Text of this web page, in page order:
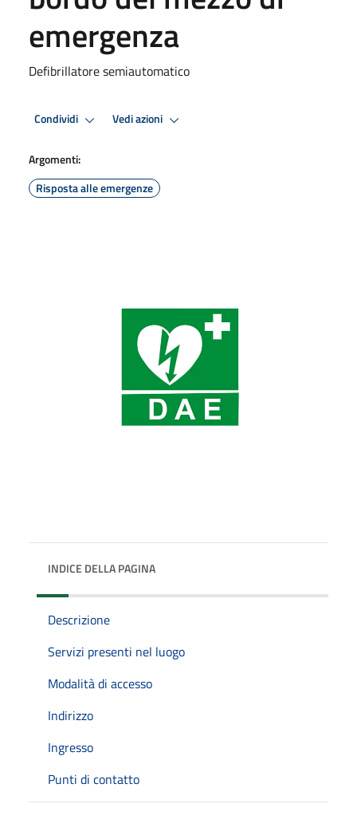
emergenza
Defibrillatore semiautomatico
Condividi Vedi azioni
Argomenti:
Risposta alle emergenze
INDICE DELLA PAGINA
Descrizione
Servizi presenti nel luogo
Modalità di accesso
Indirizzo
Ingresso
Punti di contatto